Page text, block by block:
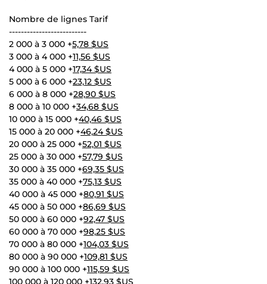
Nombre de lignes Tarif
--------------------------
2 000 à 3 000 +5,78 $US
3 000 à 4 000 +11,56 $US
4 000 à 5 000 +17,34 $US
5 000 à 6 000 +23,12 $US
6 000 à 8 000 +28,90 $US
8 000 à 10 000 +34,68 $US
10 000 à 15 000 +40,46 $US
15 000 à 20 000 +46,24 $US
20 000 à 25 000 +52,01 $US
25 000 à 30 000 +57,79 $US
30 000 à 35 000 +69,35 $US
35 000 à 40 000 +75,13 $US
40 000 à 45 000 +80,91 $US
45 000 à 50 000 +86,69 $US
50 000 à 60 000 +92,47 $US
60 000 à 70 000 +98,25 $US
70 000 à 80 000 +104,03 $US
80 000 à 90 000 +109,81 $US
90 000 à 100 000 +115,59 $US
100 000 à 120 000 +132,93 $US